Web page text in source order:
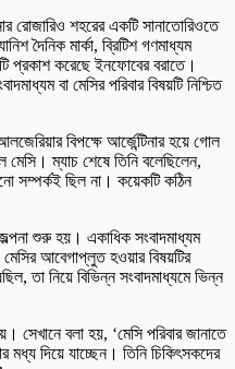
রোজারিও শহরের একটি সানাতোরিওতে
দৈনিক মার্কা, ব্রিটিশ গণমাধ্যম
প্রকাশ করেছে ইনফোবের বরাতে।
বা মেসির পরিবার বিষয়টি নিশ্চিত
বিপক্ষে আর্জেন্টিনার হয়ে গোল
ম্যাচ শেষে তিনি বলেছিলেন,
সম্পর্কই ছিল না। কয়েকটি কঠিন
শুরু হয়। একাধিক সংবাদমাধ্যম
মেসির আবেগাপ্লুত হওয়ার বিষয়টির
তা নিয়ে বিভিন্ন সংবাদমাধ্যমে ভিন্ন
সেখানে বলা হয়, ‘মেসি পরিবার জানাতে
মধ্য দিয়ে যাচ্ছেন। তিনি চিকিৎসকদের